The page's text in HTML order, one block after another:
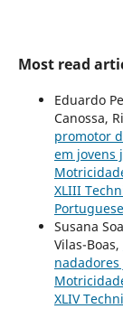
Most read
Eduardo
Canossa,
promotor
em jovens
XLIII
Susana
Vilas-Boas,
XLIV